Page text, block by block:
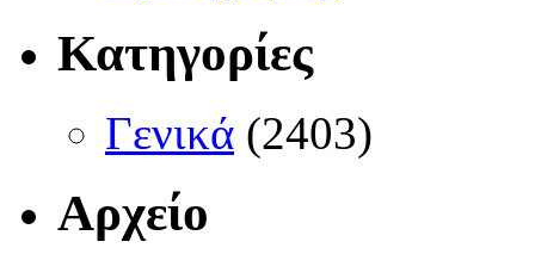
Κατηγορίες
Γενικά (2403)
Αρχείο